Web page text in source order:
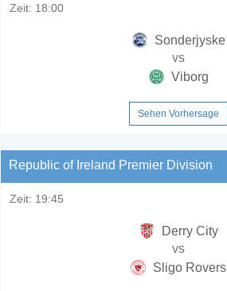
Zeit: 18:00
Sonderjyske
vs
Viborg
Sehen Vorhersage
Republic of Ireland Premier Division
Zeit: 19:45
Derry City
vs
Sligo Rovers